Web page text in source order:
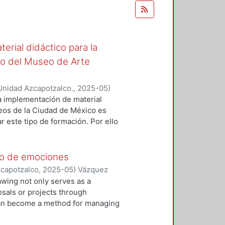
didáctico para la
del Museo de Arte
Azcapotzalco., 2025-05)
;Reyes Sarro, Esmeralda Maresa
de material
de la Ciudad de México es
este tipo de formación. Por ello
cultura mexicana con base en
dirigido primordialmente a
particulares: Crear
de material didáctico. Realizar
el usuario. Aplicar e integrar
de diseño gráfico que hemos
Proporcionar al educador
de emociones
, 2025-05) Vázquez
not only serves as a
or projects through
become a method for managing